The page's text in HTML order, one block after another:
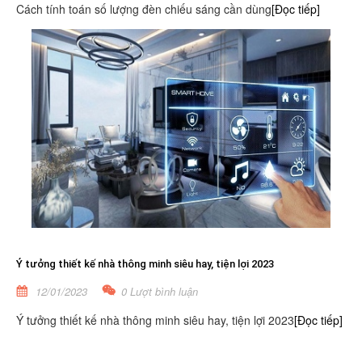
Cách tính toán số lượng đèn chiếu sáng cần dùng[Đọc tiếp]
Ý tưởng thiết kế nhà thông minh siêu hay, tiện lợi 2023
12/01/2023 0 Lượt bình luận
Ý tưởng thiết kế nhà thông minh siêu hay, tiện lợi 2023[Đọc tiếp]